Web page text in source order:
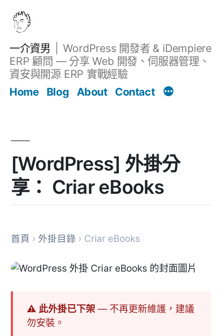
一介資男
WordPress 開發者 & iDempiere
ERP 顧問 — 分享 Web 開發、伺服器管理、
資安與開源 ERP 實戰經驗
Home
Blog About Contact
[WordPress] 外掛分
享： Criar eBooks
首頁 › 外掛目錄 › Criar eBooks
⚠ 此外掛已下架— 不再更新維護，建議
勿安裝。
文章